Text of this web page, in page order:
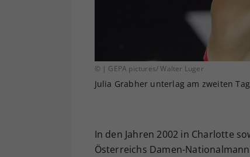
© | GEPA pictures/ Walter Luger
Julia Grabher unterlag am zweiten Tag
In den Jahren 2002 in Charlotte
Österreichs Damen-